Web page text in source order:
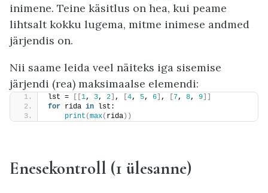
inimene. Teine käsitlus on hea, kui peame
lihtsalt kokku lugema, mitme inimese andmed
järjendis on.
Nii saame leida veel näiteks iga sisemise
järjendi (rea) maksimaalse elemendi:
lst = [[1, 3, 2] , [4, 5, 6] , [7, 8, 9]]
for rida in lst:
print (max( rida))
Enesekontroll (1 ülesanne)